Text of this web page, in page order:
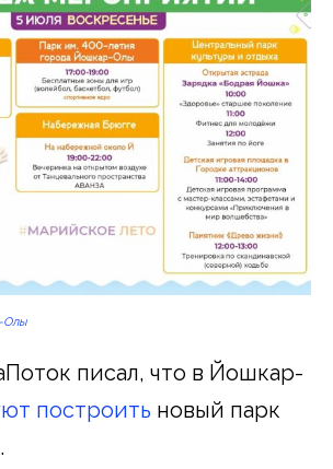
Олы
писал, что в Йошкар-
построить новый парк